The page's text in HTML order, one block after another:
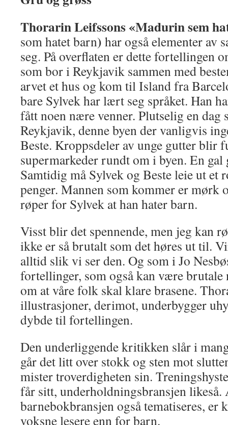
Thorarin Leifssons «Madurin sem
som hatet barn) har også elementer av
seg. På overflaten er dette fortellingen
som bor i Reykjavik sammen med
arvet et hus og kom til Island fra
bare Sylvek har lært seg språket. Han
fått noen nære venner. Plutselig en dag
Reykjavik, denne byen der vanligvis
Beste. Kroppsdeler av unge gutter blir
supermarkeder rundt om i byen. En
Samtidig må Sylvek og Beste leie ut et
penger. Mannen som kommer er mørk
røper for Sylvek at han hater barn.
Visst blir det spennende, men jeg kan
ikke er så brutalt som det høres ut til.
alltid slik vi ser den. Og som i Jo
fortellinger, som også kan være
om at våre folk skal klare brasene.
illustrasjoner, derimot, underbygger
dybde til fortellingen.
Den underliggende kritikken slår i
går det litt over stokk og sten mot
mister troverdigheten sin.
får sitt, underholdningsbransjen likeså.
barnebokbransjen også tematiseres, er
voksne lesere enn for barn.